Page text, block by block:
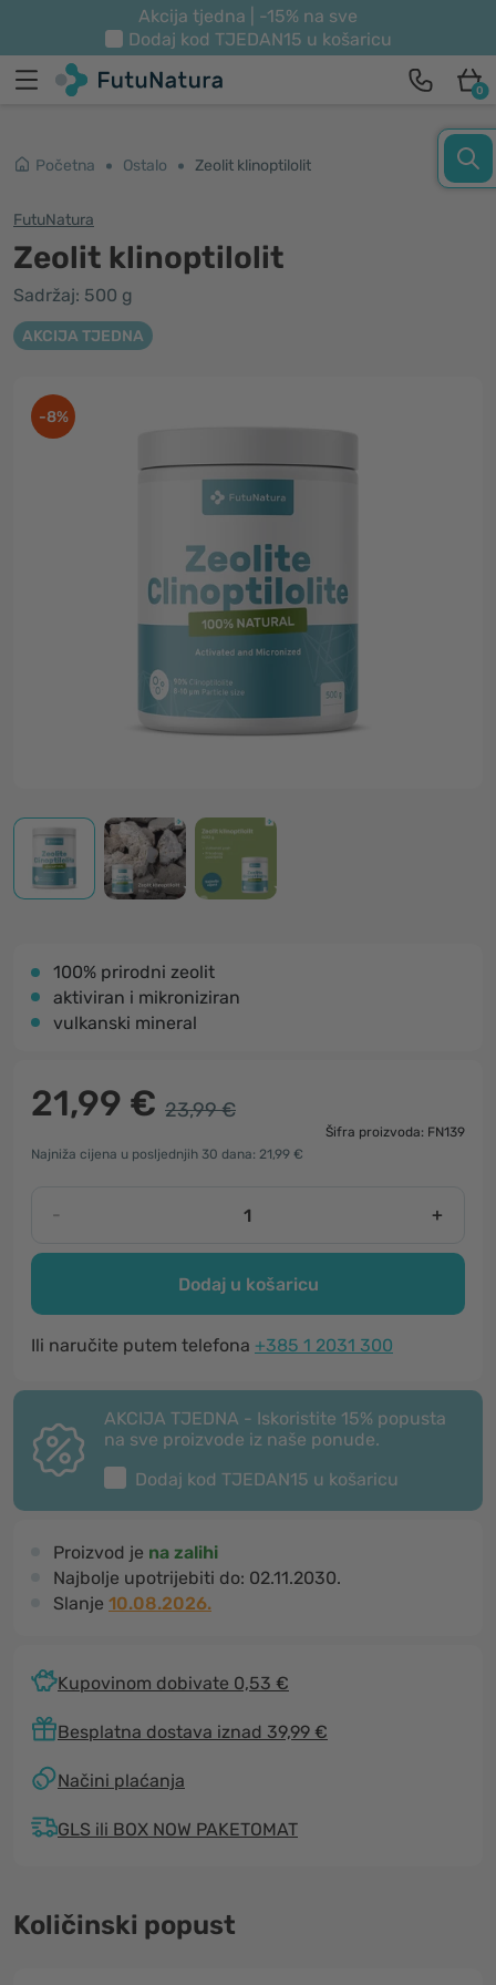
Akcija tjedna | -15% na sve
Dodaj kod TJEDAN15 u košaricu
0
Početna Ostalo Zeolit klinoptilolit
FutuNatura
Zeolit klinoptilolit
Sadržaj: 500 g
AKCIJA TJEDNA
-8%
100% prirodni zeolit
aktiviran i mikroniziran
vulkanski mineral
21,99 € 23,99 €
Šifra proizvoda: FN139
Najniža cijena u posljednjih 30 dana: 21,99 €
- +
Dodaj u košaricu
Ili naručite putem telefona +385 1 2031 300
AKCIJA TJEDNA - Iskoristite 15% popusta
na sve proizvode iz naše ponude.
Dodaj kod TJEDAN15 u košaricu
Proizvod je na zalihi
Najbolje upotrijebiti do: 02.11.2030.
Slanje 10.08.2026.
Kupovinom dobivate 0,53 €
Besplatna dostava iznad 39,99 €
Načini plaćanja
GLS ili BOX NOW PAKETOMAT
Količinski popust